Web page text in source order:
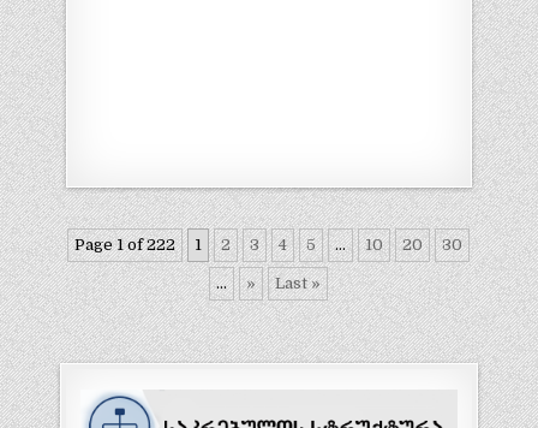
Page 1 of 222 1 2 3 4 5 ... 10 20 30
... » Last »